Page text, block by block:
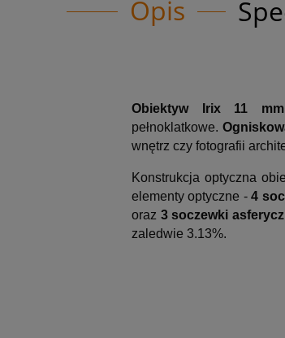
Opis
Obiektyw Irix 11
pełnoklatkowe.
wnętrz czy fotografii
Konstrukcja optyczna
elementy optyczne -4
oraz 3 soczewki
zaledwie 3.13%.